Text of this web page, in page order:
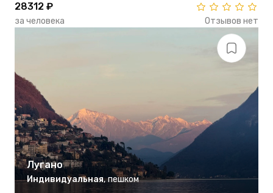
28312 ₽
за человека Отзывов нет
Лугано
Индивидуальная, пешком